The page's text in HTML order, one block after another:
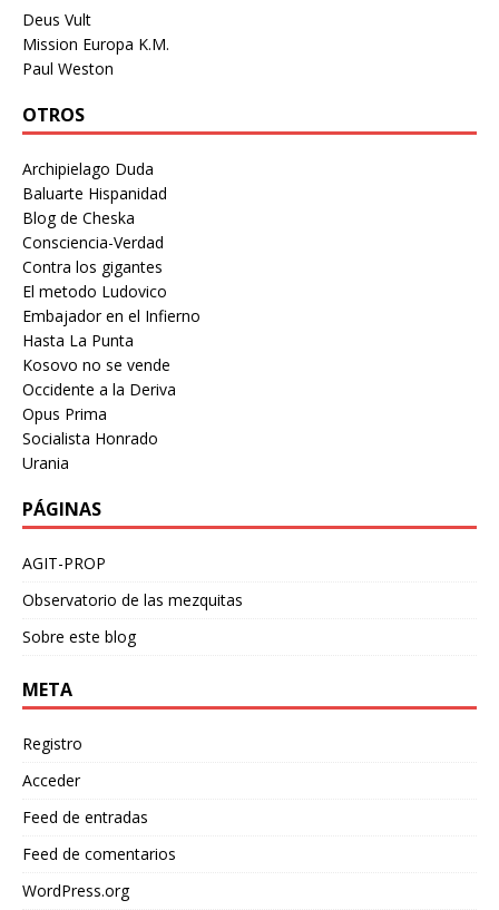
Deus Vult
Mission Europa K.M.
Paul Weston
OTROS
Archipielago Duda
Baluarte Hispanidad
Blog de Cheska
Consciencia-Verdad
Contra los gigantes
El metodo Ludovico
Embajador en el Infierno
Hasta La Punta
Kosovo no se vende
Occidente a la Deriva
Opus Prima
Socialista Honrado
Urania
PÁGINAS
AGIT-PROP
Observatorio de las mezquitas
Sobre este blog
META
Registro
Acceder
Feed de entradas
Feed de comentarios
WordPress.org